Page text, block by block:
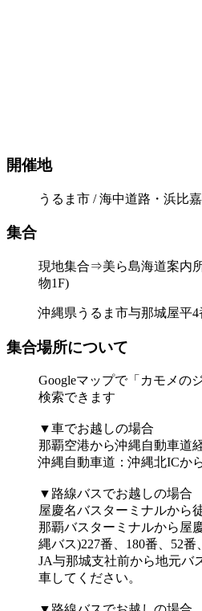
開催地
うるま市 / 海中道路・浜比
集合
現地集合⇒美ら島海道案内
物1F)
沖縄県うるま市与那城屋平4
集合場所について
Googleマップで「カモメの
検索できます
▼車でお越しの場合
那覇空港から沖縄自動車道
沖縄自動車道：沖縄北ICか
▼路線バスでお越しの場合
屋慶名バスターミナルから
那覇バスターミナルから屋
縄バス)227番、180番、52番
JA与那城支社前から地元バ
車してください。